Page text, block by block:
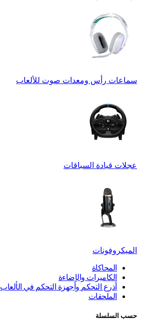
سماعات رأس ومعدات صوت للألعاب
عجلات قيادة السباقات
الميكروفونات
المحاكاة
الكاميرات والإضاءة
أذرع التحكم وأجهزة التحكم في الألعاب
الملحقات
حسب السلسلة